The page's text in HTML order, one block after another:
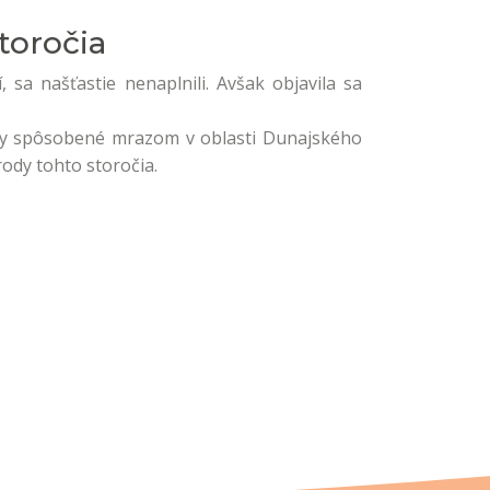
našťastie nenaplnili. Avšak objavila sa
mrazom v oblasti Dunajského
tohto storočia.